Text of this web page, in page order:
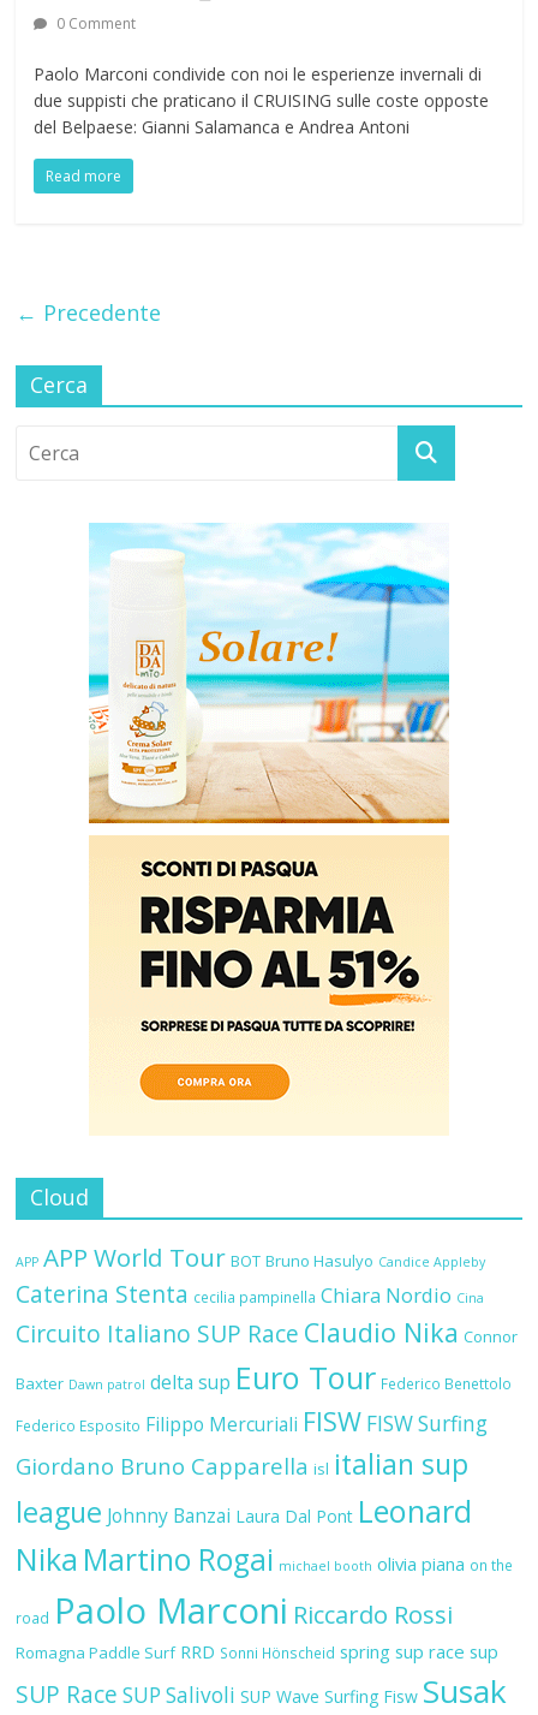
0 Comment
Paolo Marconi condivide con noi le esperienze invernali di
due suppisti che praticano il CRUISING sulle coste opposte
del Belpaese: Gianni Salamanca e Andrea Antoni
Read more
← Precedente
Cerca
Cloud
APP APP World Tour BOT Bruno Hasulyo Candice Appleby
Caterina Stenta cecilia pampinella Chiara Nordio Cina
Circuito Italiano SUP Race Claudio Nika Connor
Baxter Dawn patrol delta sup Euro Tour Federico Benettolo
Federico Esposito Filippo Mercuriali FISW FISW Surfing
Giordano Bruno Capparella isl italian sup
league Johnny Banzai Laura Dal Pont Leonard
Nika Martino Rogai michael booth olivia piana on the
road Paolo Marconi Riccardo Rossi
Romagna Paddle Surf RRD Sonni Hönscheid spring sup race sup
SUP Race SUP Salivoli SUP Wave Surfing Fisw Susak